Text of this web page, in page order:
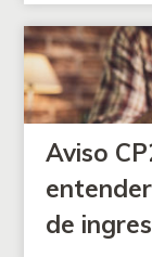
Aviso
de